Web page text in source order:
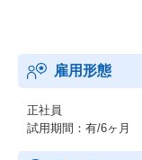
雇用形態
正社員
試用期間：有/6ヶ月